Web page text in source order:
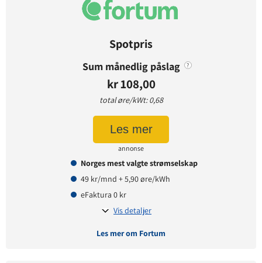
Spotpris
Norges mest valgte strømselskap
49 kr/mnd + 5,90 øre/kWh
eFaktura 0 kr
Vis detaljer
Sum månedlig påslag ?
kr 108,00
total øre/kWt: 0,68
Les mer
annonse
Les mer om Fortum